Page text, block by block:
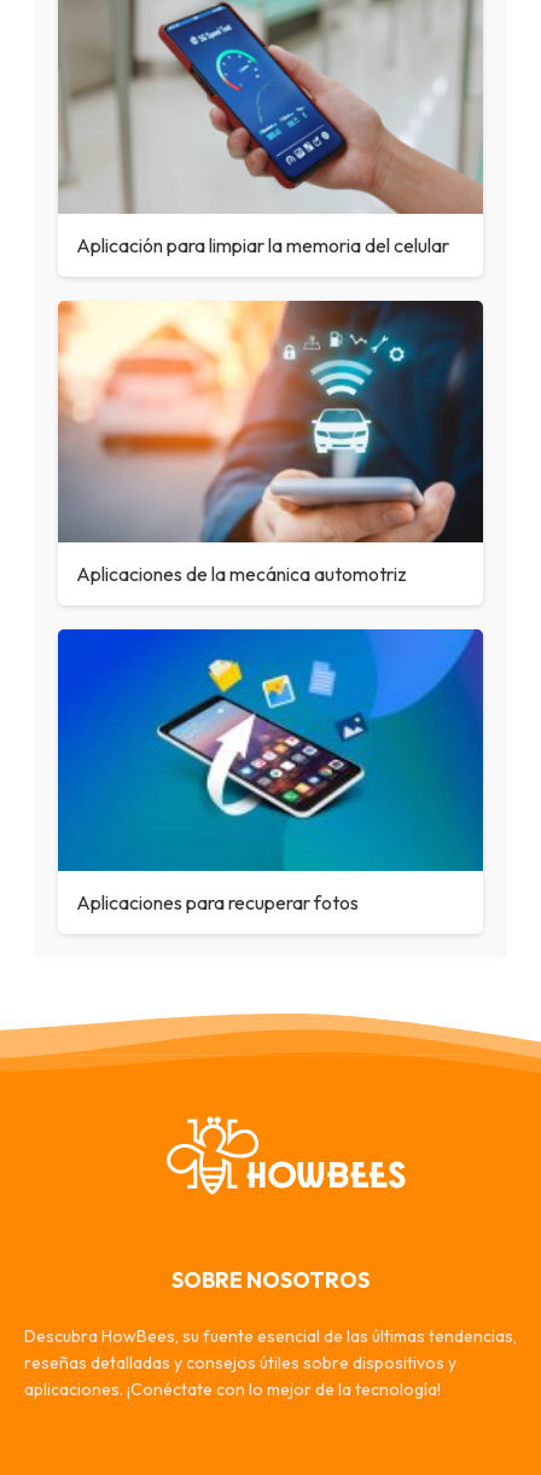
Aplicación para limpiar la memoria del celular
Aplicaciones de la mecánica automotriz
Aplicaciones para recuperar fotos
SOBRE NOSOTROS
Descubra HowBees, su fuente esencial de las últimas tendencias,
reseñas detalladas y consejos útiles sobre dispositivos y
aplicaciones. ¡Conéctate con lo mejor de la tecnología!